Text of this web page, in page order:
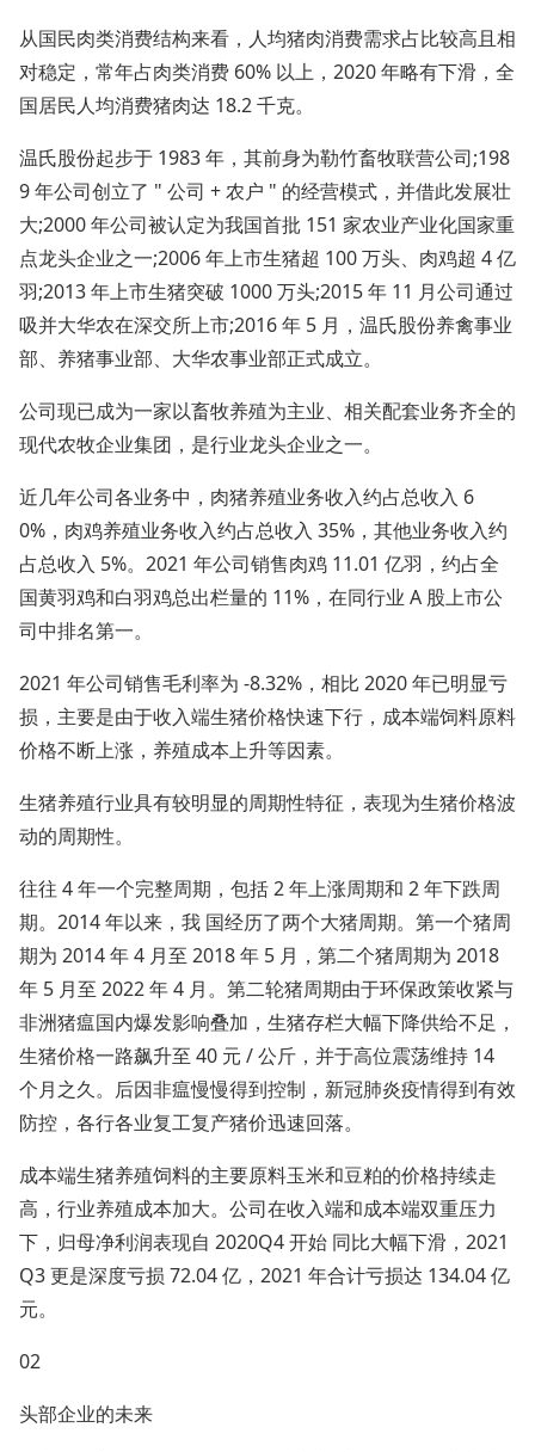
从国民肉类消费结构来看，人均猪肉消费需求占比较高且相
对稳定，常年占肉类消费 60% 以上，2020 年略有下滑，全
国居民人均消费猪肉达 18.2 千克。
温氏股份起步于 1983 年，其前身为勒竹畜牧联营公司;198
9 年公司创立了 " 公司 + 农户 " 的经营模式，并借此发展壮
大;2000 年公司被认定为我国首批 151 家农业产业化国家重
点龙头企业之一;2006 年上市生猪超 100 万头、肉鸡超 4 亿
羽;2013 年上市生猪突破 1000 万头;2015 年 11 月公司通过
吸并大华农在深交所上市;2016 年 5 月，温氏股份养禽事业
部、养猪事业部、大华农事业部正式成立。
公司现已成为一家以畜牧养殖为主业、相关配套业务齐全的
现代农牧企业集团，是行业龙头企业之一。
近几年公司各业务中，肉猪养殖业务收入约占总收入 6
0%，肉鸡养殖业务收入约占总收入 35%，其他业务收入约
占总收入 5%。2021 年公司销售肉鸡 11.01 亿羽，约占全
国黄羽鸡和白羽鸡总出栏量的 11%，在同行业 A 股上市公
司中排名第一。
2021 年公司销售毛利率为 -8.32%，相比 2020 年已明显亏
损，主要是由于收入端生猪价格快速下行，成本端饲料原料
价格不断上涨，养殖成本上升等因素。
生猪养殖行业具有较明显的周期性特征，表现为生猪价格波
动的周期性。
往往 4 年一个完整周期，包括 2 年上涨周期和 2 年下跌周
期。2014 年以来，我 国经历了两个大猪周期。第一个猪周
期为 2014 年 4 月至 2018 年 5 月，第二个猪周期为 2018
年 5 月至 2022 年 4 月。第二轮猪周期由于环保政策收紧与
非洲猪瘟国内爆发影响叠加，生猪存栏大幅下降供给不足，
生猪价格一路飙升至 40 元 / 公斤，并于高位震荡维持 14
个月之久。后因非瘟慢慢得到控制，新冠肺炎疫情得到有效
防控，各行各业复工复产猪价迅速回落。
成本端生猪养殖饲料的主要原料玉米和豆粕的价格持续走
高，行业养殖成本加大。公司在收入端和成本端双重压力
下，归母净利润表现自 2020Q4 开始 同比大幅下滑，2021
Q3 更是深度亏损 72.04 亿，2021 年合计亏损达 134.04 亿
元。
02
头部企业的未来